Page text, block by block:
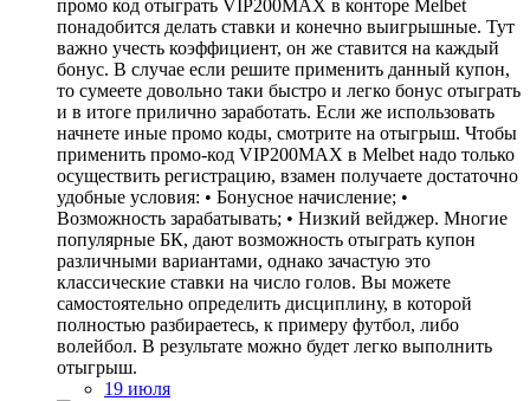
промо код отыграть VIP200MAX в конторе Melbet
понадобится делать ставки и конечно выигрышные. Тут
важно учесть коэффициент, он же ставится на каждый
бонус. В случае если решите применить данный купон,
то сумеете довольно таки быстро и легко бонус отыграть
и в итоге прилично заработать. Если же использовать
начнете иные промо коды, смотрите на отыгрыш. Чтобы
применить промо-код VIP200MAX в Melbet надо только
осуществить регистрацию, взамен получаете достаточно
удобные условия: • Бонусное начисление; •
Возможность зарабатывать; • Низкий вейджер. Многие
популярные БК, дают возможность отыграть купон
различными вариантами, однако зачастую это
классические ставки на число голов. Вы можете
самостоятельно определить дисциплину, в которой
полностью разбираетесь, к примеру футбол, либо
волейбол. В результате можно будет легко выполнить
отыгрыш.
19 июля